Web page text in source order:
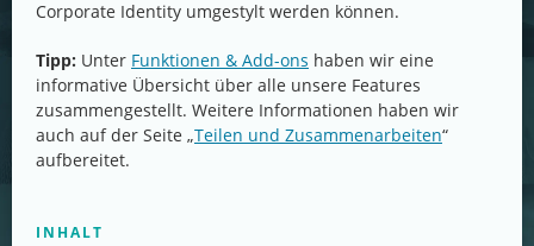
Corporate Identity umgestylt werden können.
Tipp: Unter Funktionen & Add-ons haben wir eine
informative Übersicht über alle unsere Features
zusammengestellt. Weitere Informationen haben wir
auch auf der Seite „Teilen und Zusammenarbeiten“
aufbereitet.
INHALT